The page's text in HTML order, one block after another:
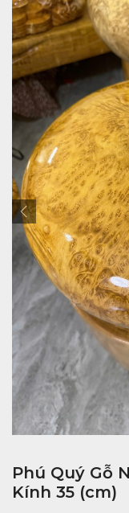
Phú Quý Gỗ
Kính 35 (cm)